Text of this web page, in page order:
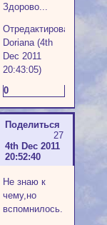
Здорово...
Отредактировано
Doriana (4th
Dec 2011
20:43:05)
0
Поделиться
27
4th Dec 2011
20:52:40
Не знаю к
чему,но
вспомнилось.